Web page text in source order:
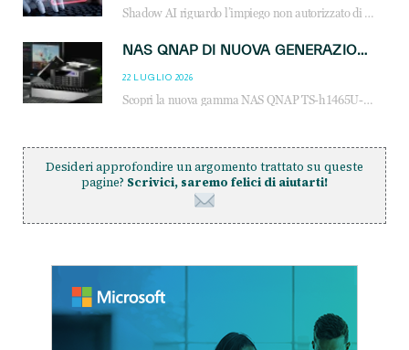
Shadow AI riguardo l’impiego non autorizzato di sistemi AI all’interno dell’azienda. E’ una pratica che si diffonde a partire dai dipendenti fino ai dirigenti e mette a repentaglio la cybersecurity, con costi più elevati per le organizzazioni. Due recenti report illustrano il fenomeno e forniscono dati in merito
NAS QNAP DI NUOVA GENERAZIONE: PIÙ PRESTAZIONI, SCALABILITÀ E PROTEZIONE DEI DATI PER LE INFRASTRUTTURE IT MODERNE
22 LUGLIO 2026
Scopri la nuova gamma NAS QNAP TS-h1465U-RP, TS-h1065eU e TS-h665U: storage aziendale con ZFS, DDR5, E1.S NVMe e connettività 2.5GbE per backup, virtualizzazione e cybersecurity.
Desideri approfondire un argomento trattato su queste
pagine? Scrivici, saremo felici di aiutarti!